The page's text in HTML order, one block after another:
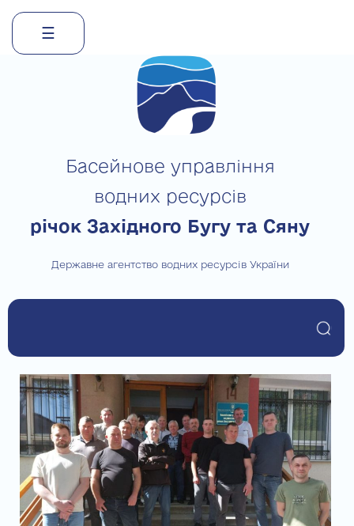
☰
Басейнове управління
водних ресурсів
річок Західного Бугу та Сяну
Державне агентство водних ресурсів України